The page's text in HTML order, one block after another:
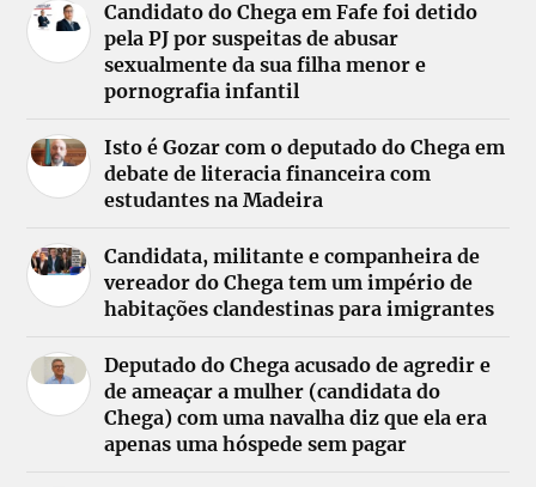
Candidato do Chega em Fafe foi detido
pela PJ por suspeitas de abusar
sexualmente da sua filha menor e
pornografia infantil
Isto é Gozar com o deputado do Chega em
debate de literacia financeira com
estudantes na Madeira
Candidata, militante e companheira de
vereador do Chega tem um império de
habitações clandestinas para imigrantes
Deputado do Chega acusado de agredir e
de ameaçar a mulher (candidata do
Chega) com uma navalha diz que ela era
apenas uma hóspede sem pagar